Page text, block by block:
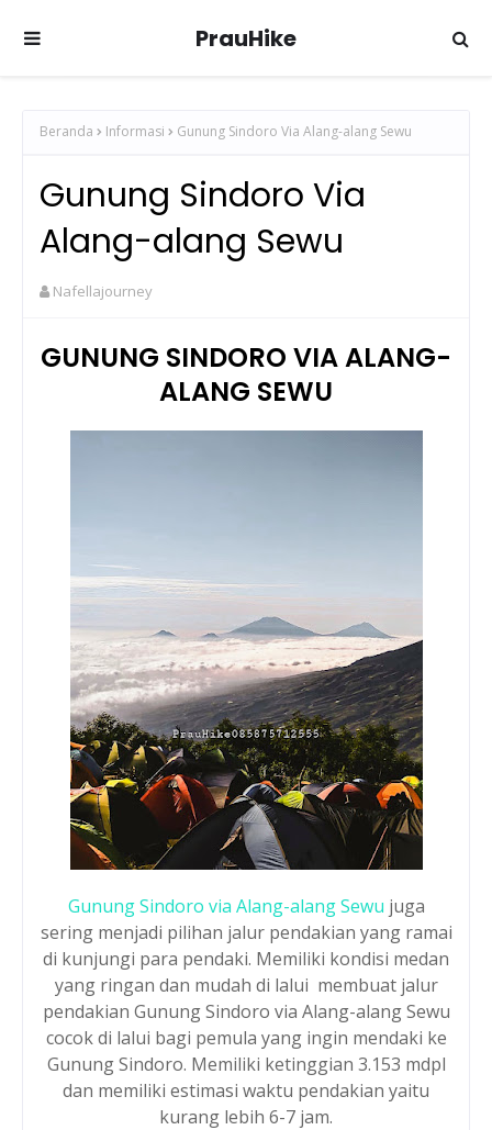
PrauHike
Beranda Informasi Gunung Sindoro Via Alang-alang Sewu
Gunung Sindoro Via
Alang-alang Sewu
Nafellajourney
GUNUNG SINDORO VIA ALANG-
ALANG SEWU
Gunung Sindoro via Alang-alang Sewu juga
sering menjadi pilihan jalur pendakian yang ramai
di kunjungi para pendaki. Memiliki kondisi medan
yang ringan dan mudah di lalui membuat jalur
pendakian Gunung Sindoro via Alang-alang Sewu
cocok di lalui bagi pemula yang ingin mendaki ke
Gunung Sindoro. Memiliki ketinggian 3.153 mdpl
dan memiliki estimasi waktu pendakian yaitu
kurang lebih 6-7 jam.